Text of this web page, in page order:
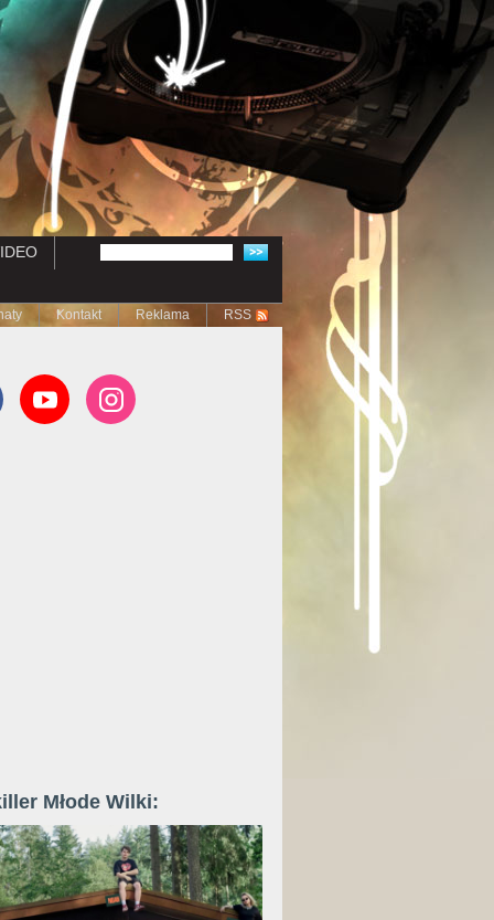
Kontakt Reklama RSS
Młode Wilki: